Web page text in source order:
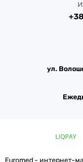
ул.
Euromed - интернет-